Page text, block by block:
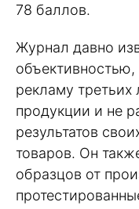
78 баллов.
Журнал давно
объективностью,
рекламу
продукции и не
результатов
товаров. Он
образцов от